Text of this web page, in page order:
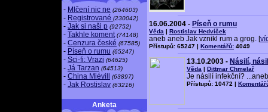
- Mlčení nic ne (264603)
- Registrované (230042)
- Jak si naši p (92752)
- Takhle koment (74148)
- Cenzura české (67585)
- Píseň o rumu (65247)
- Sci-fi: Vrazi (64625)
- Já Tarzan (64513)
- China Miévill (63897)
- Jak Rostislav (63216)
Anketa
16.06.2004 - Píseň o rumu
Věda | Rostislav Hedvíček
aneb aneb Jak vznikl rum a grog. [
Přístupů: 65247 | Komentářů: 4049
13.10.2003 - Násilí,
Věda | Dittmar Chmelař
Je násilí infekční?
Přístupů: 10472 |